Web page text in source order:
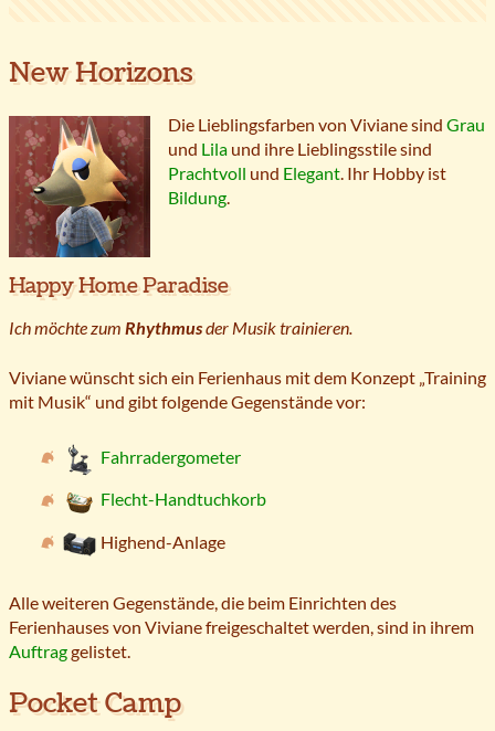
New Horizons
Die Lieblingsfarben von Viviane sind Grau
und Lila und ihre Lieblingsstile sind
Prachtvoll und Elegant. Ihr Hobby ist
Bildung.
Happy Home Paradise
Ich möchte zum Rhythmusder Musik trainieren.
Viviane wünscht sich ein Ferienhaus mit dem Konzept „Training
mit Musik“ und gibt folgende Gegenstände vor:
Fahrradergometer
Flecht-Handtuchkorb
Highend-Anlage
Alle weiteren Gegenstände, die beim Einrichten des
Ferienhauses von Viviane freigeschaltet werden, sind in ihrem
Auftraggelistet.
Pocket Camp